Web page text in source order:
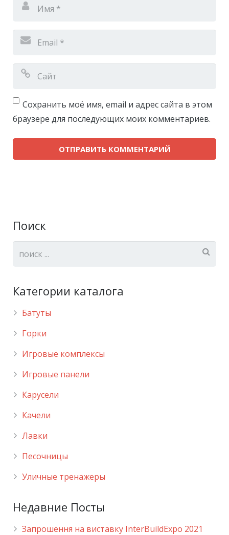
Сохранить моё имя, email и адрес сайта в этом
браузере для последующих моих комментариев.
Поиск
Категории каталога
Батуты
Горки
Игровые комплексы
Игровые панели
Карусели
Качели
Лавки
Песочницы
Уличные тренажеры
Недавние Посты
Запрошення на виставку InterBuildExpo 2021